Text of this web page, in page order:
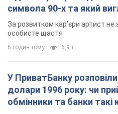
символа 90-х та який
мають
За розвитком кар'єри артист не
особисте щастя
6 годин тому 6,9 т.
У ПриватБанку
долари 1996 року: чи
обмінники та банки такі